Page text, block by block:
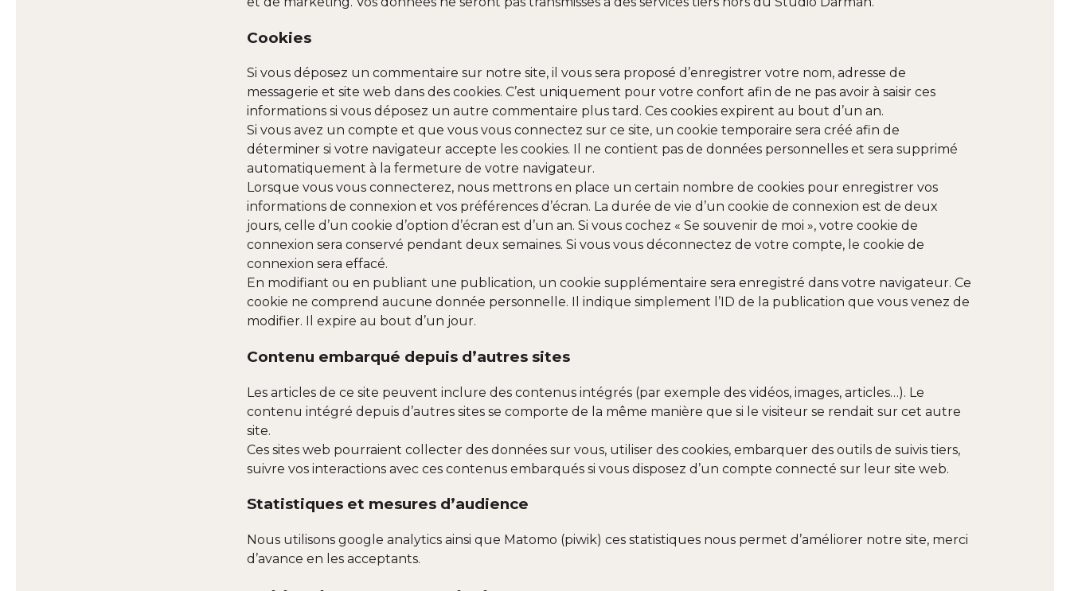
Cookies
Si vous déposez un commentaire sur notre site, il vous sera proposé d’enregistrer votre nom, adresse de
messagerie et site web dans des cookies. C’est uniquement pour votre confort afin de ne pas avoir à saisir ces
informations si vous déposez un autre commentaire plus tard. Ces cookies expirent au bout d’un an.
Si vous avez un compte et que vous vous connectez sur ce site, un cookie temporaire sera créé afin de
déterminer si votre navigateur accepte les cookies. Il ne contient pas de données personnelles et sera supprimé
automatiquement à la fermeture de votre navigateur.
Lorsque vous vous connecterez, nous mettrons en place un certain nombre de cookies pour enregistrer vos
informations de connexion et vos préférences d’écran. La durée de vie d’un cookie de connexion est de deux
jours, celle d’un cookie d’option d’écran est d’un an. Si vous cochez « Se souvenir de moi », votre cookie de
connexion sera conservé pendant deux semaines. Si vous vous déconnectez de votre compte, le cookie de
connexion sera effacé.
En modifiant ou en publiant une publication, un cookie supplémentaire sera enregistré dans votre navigateur. Ce
cookie ne comprend aucune donnée personnelle. Il indique simplement l’ID de la publication que vous venez de
modifier. Il expire au bout d’un jour.
Contenu embarqué depuis d’autres sites
Les articles de ce site peuvent inclure des contenus intégrés (par exemple des vidéos, images, articles…). Le
contenu intégré depuis d’autres sites se comporte de la même manière que si le visiteur se rendait sur cet autre
site.
Ces sites web pourraient collecter des données sur vous, utiliser des cookies, embarquer des outils de suivis tiers,
suivre vos interactions avec ces contenus embarqués si vous disposez d’un compte connecté sur leur site web.
Statistiques et mesures d’audience
Nous utilisons google analytics ainsi que Matomo (piwik) ces statistiques nous permet d’améliorer notre site, merci
d’avance en les acceptants.